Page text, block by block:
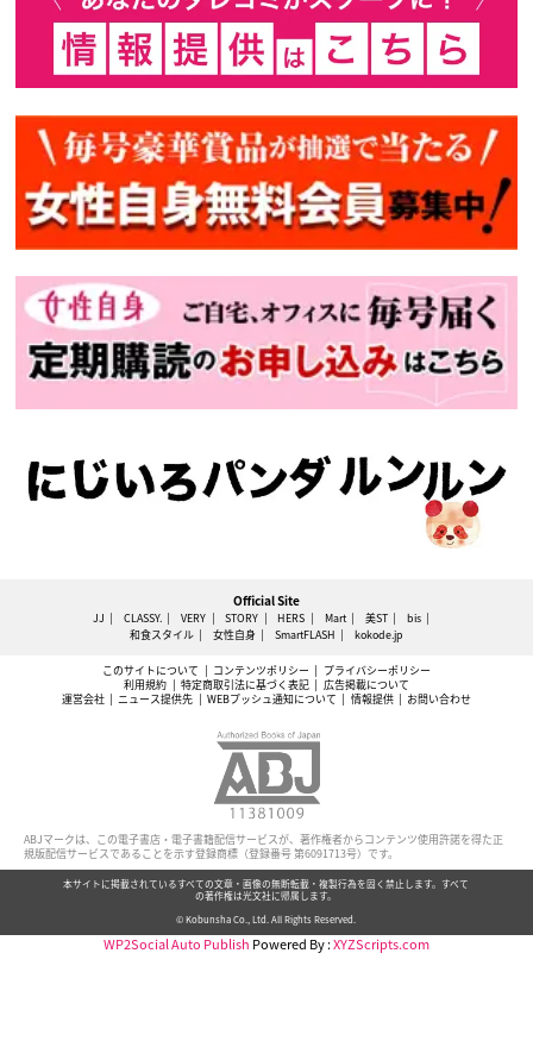
Official Site
JJ CLASSY. VERY STORY HERS Mart 美ST
bis
和食スタイル
女性自身 SmartFLASH kokode.jp
このサイトについて コンテンツポリシー
プライバシーポリシー
利用規約
特定商取引法に基づく表記
広告掲載について
運営会社
ニュース提供先 WEBプッシュ通知について 情報提供 お問い合わせ
ABJマークは、この電子書店・電子書籍配信サービスが、著作権者からコンテンツ使用許諾を得た正
規版配信サービスであることを示す登録商標（登録番号 第6091713号）です。
本サイトに掲載されているすべての文章・画像の無断転載・複製行為を固く禁止します。すべて
の著作権は光文社に帰属します。
© Kobunsha Co., Ltd. All Rights Reserved.
WP2Social Auto Publish Powered By :XYZScripts.com